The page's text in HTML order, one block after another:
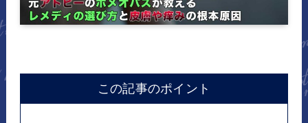
この記事のポイント